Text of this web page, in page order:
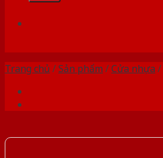
Trang chủ /Sản phẩm /Cửa nhựa /